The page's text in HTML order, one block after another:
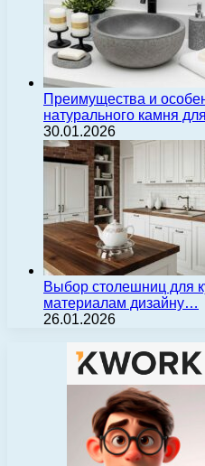
Преимущества и
натурального камня
30.01.2026
Выбор столешниц для
материалам дизайну…
26.01.2026